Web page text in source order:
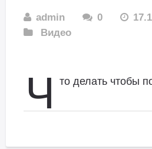
admin 0
Видео
Ч то делать чтобы